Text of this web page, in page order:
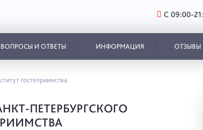
С 09:00-
ВОПРОСЫ И ОТВЕТЫ ИНФОРМАЦИЯ ОТЗЫВЫ
гостеприимства
ПЕТЕРБУРГСКОГО